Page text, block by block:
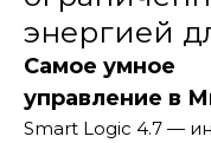
энергией
Самое умное
управление в
Smart Logic 4.7 —